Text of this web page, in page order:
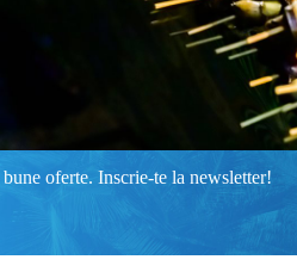
oferte. Inscrie-te la newsletter!